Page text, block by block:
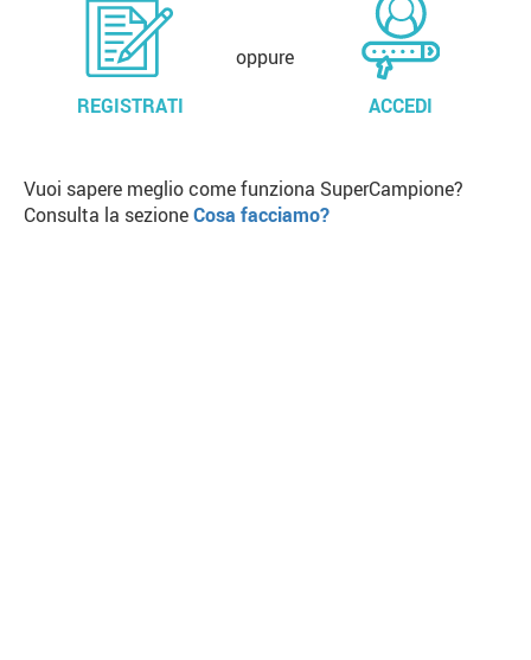
REGISTRATI
oppure
ACCEDI
Vuoi sapere meglio come funziona SuperCampione?
Consulta la sezioneCosa facciamo?